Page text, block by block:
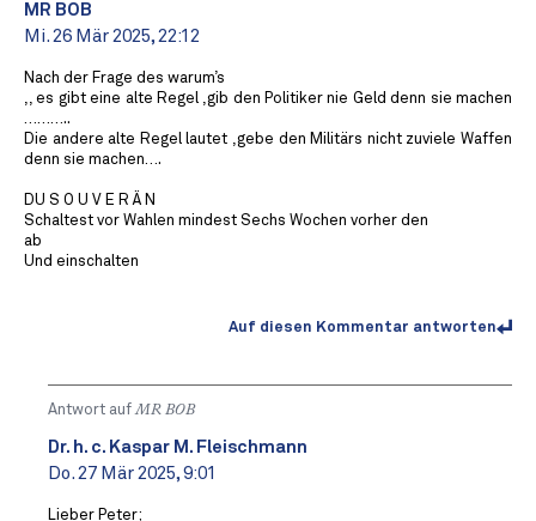
MR BOB ️
Mi. 26 Mär 2025, 22:12
Nach der Frage des warum’s
,, es gibt eine alte Regel ,gib den Politiker nie Geld denn sie machen
……….. ️
Die andere alte Regel lautet ,gebe den Militärs nicht zuviele Waffen
denn sie machen….
DU S O U V E R Ä N
Schaltest vor Wahlen mindest Sechs Wochen vorher den
ab
Und einschalten
Auf diesen Kommentar antworten
Antwort aufMR BOB ️
Dr. h. c. Kaspar M. Fleischmann
Do. 27 Mär 2025, 9:01
Lieber Peter;